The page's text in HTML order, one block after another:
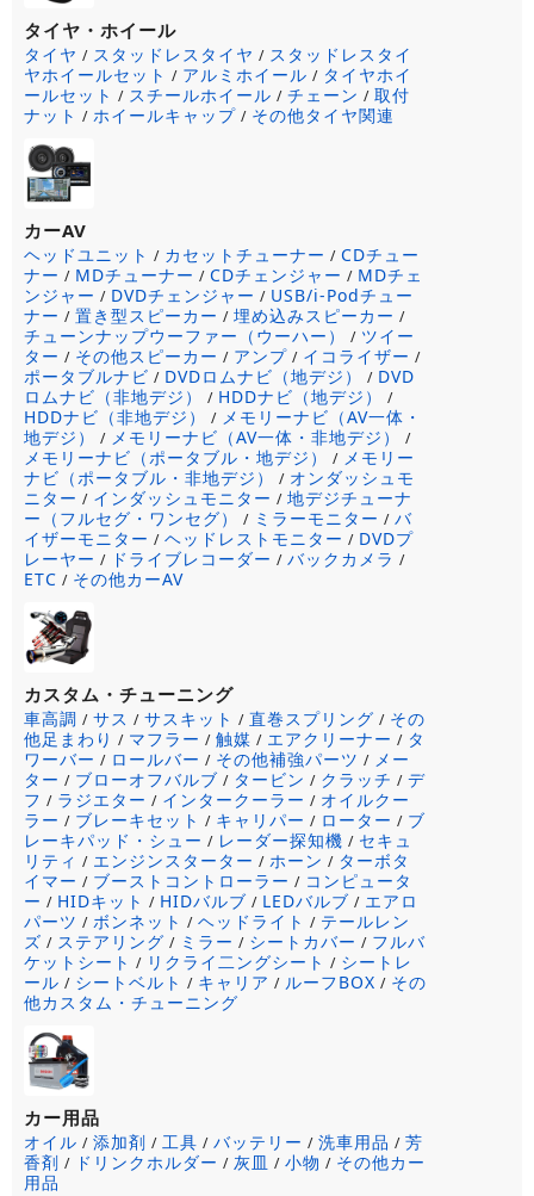
タイヤ・ホイール
タイヤ / スタッドレスタイヤ / スタッドレスタイ
ヤホイールセット / アルミホイール / タイヤホイ
ールセット / スチールホイール / チェーン / 取付
ナット / ホイールキャップ / その他タイヤ関連
カーAV
ヘッドユニット / カセットチューナー / CDチュー
ナー / MDチューナー / CDチェンジャー / MDチェ
ンジャー / DVDチェンジャー / USB/i-Podチュー
ナー / 置き型スピーカー / 埋め込みスピーカー /
チューンナップウーファー（ウーハー） / ツイー
ター / その他スピーカー / アンプ / イコライザー /
ポータブルナビ / DVDロムナビ（地デジ） / DVD
ロムナビ（非地デジ）
/ HDDナビ（地デジ） /
HDDナビ（非地デジ） / メモリーナビ（AV一体・
地デジ）
/ メモリーナビ（AV一体・非地デジ） /
メモリーナビ（ポータブル・地デジ） / メモリー
ナビ（ポータブル・非地デジ）
/ オンダッシュモ
ニター / インダッシュモニター / 地デジチューナ
ー（フルセグ・ワンセグ）
/ ミラーモニター / バ
イザーモニター / ヘッドレストモニター / DVDプ
レーヤー / ドライブレコーダー / バックカメラ /
ETC / その他カーAV
カスタム・チューニング
車高調 / サス / サスキット / 直巻スプリング / その
他足まわり / マフラー / 触媒 / エアクリーナー / タ
ワーバー / ロールバー / その他補強パーツ / メー
ター / ブローオフバルブ / タービン / クラッチ / デ
フ / ラジエター / インタークーラー / オイルクー
ラー / ブレーキセット / キャリパー / ローター / ブ
レーキパッド・シュー / レーダー探知機 / セキュ
リティ / エンジンスターター / ホーン / ターボタ
イマー / ブーストコントローラー / コンピュータ
ー / HIDキット / HIDバルブ / LEDバルブ / エアロ
パーツ / ボンネット / ヘッドライト / テールレン
ズ / ステアリング / ミラー / シートカバー / フルバ
ケットシート / リクライ二ングシート / シートレ
ール / シートベルト / キャリア / ルーフBOX / その
他カスタム・チューニング
カー用品
オイル / 添加剤 / 工具 / バッテリー / 洗車用品 / 芳
香剤 / ドリンクホルダー / 灰皿 / 小物 / その他カー
用品